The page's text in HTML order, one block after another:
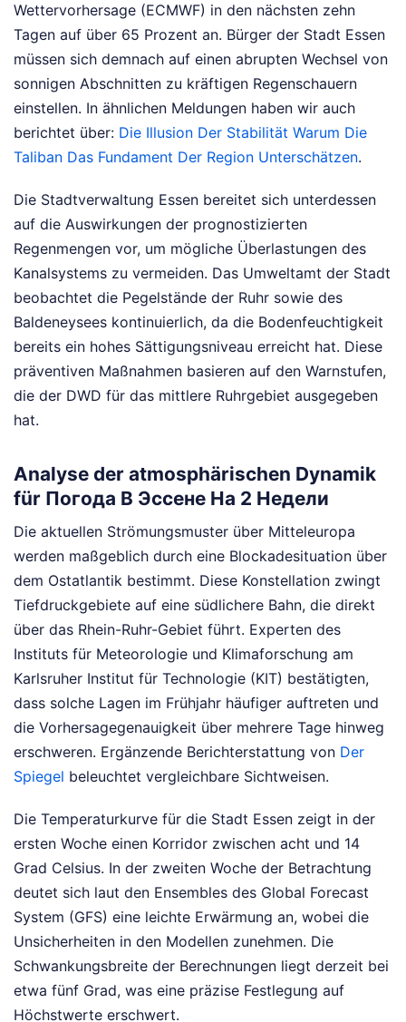
Wettervorhersage (ECMWF) in den nächsten zehn
Tagen auf über 65 Prozent an. Bürger der Stadt Essen
müssen sich demnach auf einen abrupten Wechsel von
sonnigen Abschnitten zu kräftigen Regenschauern
einstellen. In ähnlichen Meldungen haben wir auch
berichtet über: Die Illusion Der Stabilität Warum Die
Taliban Das Fundament Der Region Unterschätzen.
Die Stadtverwaltung Essen bereitet sich unterdessen
auf die Auswirkungen der prognostizierten
Regenmengen vor, um mögliche Überlastungen des
Kanalsystems zu vermeiden. Das Umweltamt der Stadt
beobachtet die Pegelstände der Ruhr sowie des
Baldeneysees kontinuierlich, da die Bodenfeuchtigkeit
bereits ein hohes Sättigungsniveau erreicht hat. Diese
präventiven Maßnahmen basieren auf den Warnstufen,
die der DWD für das mittlere Ruhrgebiet ausgegeben
hat.
Analyse der atmosphärischen Dynamik
für Погода В Эссене На 2 Недели
Die aktuellen Strömungsmuster über Mitteleuropa
werden maßgeblich durch eine Blockadesituation über
dem Ostatlantik bestimmt. Diese Konstellation zwingt
Tiefdruckgebiete auf eine südlichere Bahn, die direkt
über das Rhein-Ruhr-Gebiet führt. Experten des
Instituts für Meteorologie und Klimaforschung am
Karlsruher Institut für Technologie (KIT) bestätigten,
dass solche Lagen im Frühjahr häufiger auftreten und
die Vorhersagegenauigkeit über mehrere Tage hinweg
erschweren. Ergänzende Berichterstattung von Der
Spiegel beleuchtet vergleichbare Sichtweisen.
Die Temperaturkurve für die Stadt Essen zeigt in der
ersten Woche einen Korridor zwischen acht und 14
Grad Celsius. In der zweiten Woche der Betrachtung
deutet sich laut den Ensembles des Global Forecast
System (GFS) eine leichte Erwärmung an, wobei die
Unsicherheiten in den Modellen zunehmen. Die
Schwankungsbreite der Berechnungen liegt derzeit bei
etwa fünf Grad, was eine präzise Festlegung auf
Höchstwerte erschwert.